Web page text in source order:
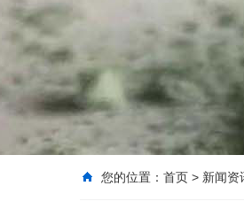
您的位置： 首页 > 新闻资